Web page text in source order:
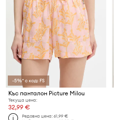
-5%* с код: FS
Къс панталон Picture Milou
Текуща цена:
32,99 €
Редовна цена:61,99 €